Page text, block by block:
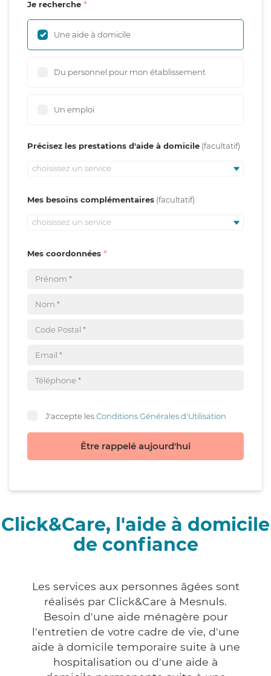
Je recherche
Une aide à domicile
Du personnel pour mon établissement
Un emploi
Précisez les prestations d'aide à domicile
choisissez un service
Mes besoins complémentaires
choisissez un service
Mes coordonnées
J'accepte lesConditions Générales d'Utilisation
Être rappelé aujourd'hui
Click&Care, l'aide à domicile
de confiance
Les services aux personnes âgées sont
réalisés par Click&Care à Mesnuls.
Besoin d'une aide ménagère pour
l'entretien de votre cadre de vie, d'une
aide à domicile temporaire suite à une
hospitalisation ou d'une aide à